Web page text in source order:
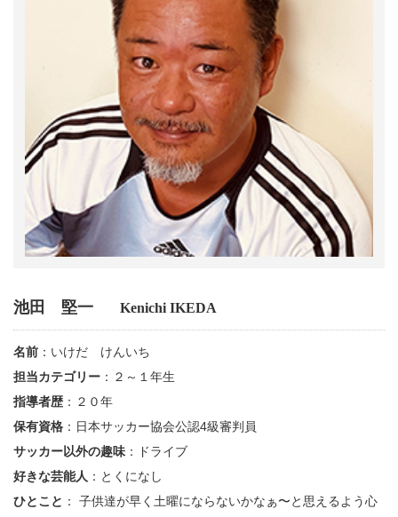
池田 堅一 Kenichi IKEDA
名前 ：いけだ けんいち
担当カテゴリー ：２～１年生
指導者歴 ：２０年
保有資格 ：日本サッカー協会公認4級審判員
サッカー以外の趣味 ：ドライブ
好きな芸能人 ：とくになし
ひとこと ： 子供達が早く土曜にならないかなぁ〜と思えるよう心